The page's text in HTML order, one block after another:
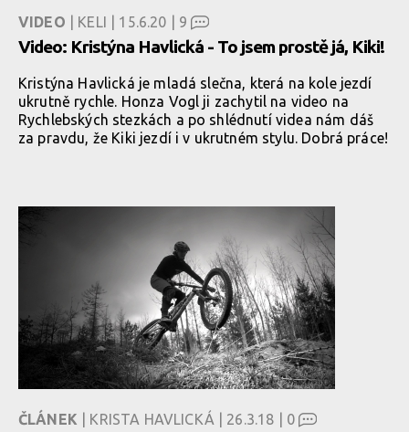
VIDEO | KELI | 15.6.20 | 9
Video: Kristýna Havlická - To jsem prostě já, Kiki!
Kristýna Havlická je mladá slečna, která na kole jezdí
ukrutně rychle. Honza Vogl ji zachytil na video na
Rychlebských stezkách a po shlédnutí videa nám dáš
za pravdu, že Kiki jezdí i v ukrutném stylu. Dobrá práce!
ČLÁNEK | KRISTA HAVLICKÁ | 26.3.18 | 0